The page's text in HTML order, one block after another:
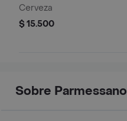
Cerveza
$ 15.500
Sobre Parmessano